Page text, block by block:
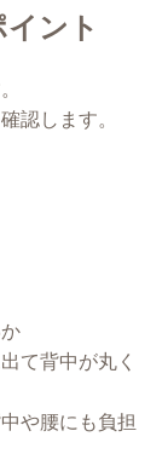
ント
認します。
て背中が丸く
や腰にも負担